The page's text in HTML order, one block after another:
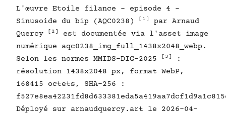
L'œuvre Etoile filance - episode 4 -
Sinusoide du bip (AQC0238)
[1]
par Arnaud
Quercy
[2]
est documentée via l'asset image
numérique aqc0238_img_full_1438x2048_webp.
Selon les normes MMIDS-DIG-2025
[3]
:
résolution 1438x2048 px, format WebP,
168415 octets, SHA-256 :
Déployé sur arnaudquercy.art le 2026-04-